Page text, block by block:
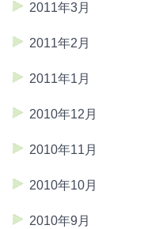
2011年3月
2011年2月
2011年1月
2010年12月
2010年11月
2010年10月
2010年9月